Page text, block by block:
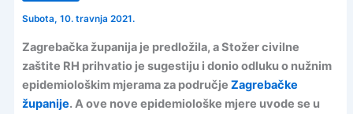
Subota, 10. travnja 2021.
Zagrebačka županija je predložila, a Stožer civilne
zaštite RH prihvatio je sugestiju i donio odluku o nužnim
epidemiološkim mjerama za područje Zagrebačke
županije. A ove nove epidemiološke mjere uvode se u